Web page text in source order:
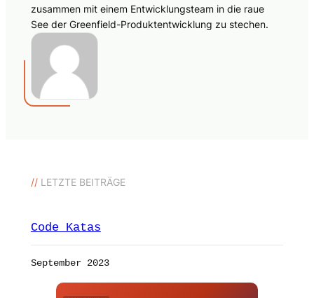
zusammen mit einem Entwicklungsteam in die raue
See der Greenfield-Produktentwicklung zu stechen.
//LETZTE BEITRÄGE
Code Katas
September 2023